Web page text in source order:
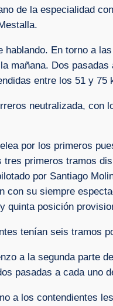
de la especialidad
En torno a
mañana. Dos
entre los 51 y 75
neutralizada,
por los primeros
primeros tramos
por Santiago
su siempre
quinta posición
tenían seis tramos
a la segunda parte
pasadas a cada uno
a los contendientes